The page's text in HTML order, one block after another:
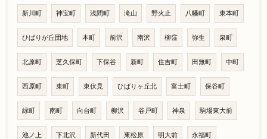
新川町 神宝町 浅間町 滝山 野火止 八幡町 東本町
ひばりが丘団地 本町 前沢 南沢 柳窪 弥生 泉町
北原町 芝久保町 下保谷 新町 住吉町 田無町 中町
西原町 東町 東伏見 ひばりヶ丘北 富士町 保谷町
緑町 南町 向台町 柳沢 谷戸町 神泉 駒場東大前
池ノ上 下北沢 新代田 東松原 明大前 永福町